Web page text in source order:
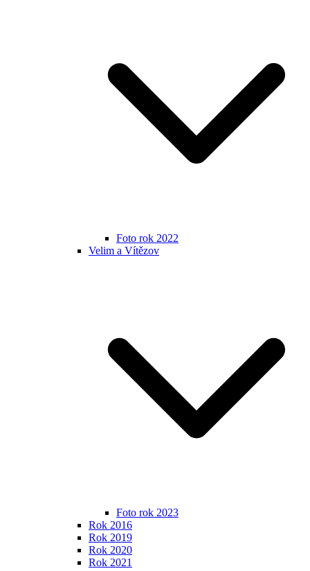
Foto rok 2022
Velim a Vítězov
Foto rok 2023
Rok 2016
Rok 2019
Rok 2020
Rok 2021